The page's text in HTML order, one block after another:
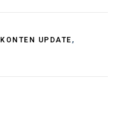
KONTEN UPDATE ,